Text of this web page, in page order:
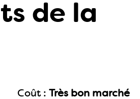
de la
Coût : Très bon marché